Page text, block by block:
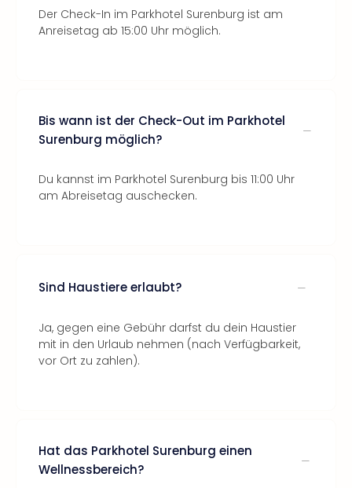
Der Check-In im Parkhotel Surenburg ist am
Anreisetag ab 15:00 Uhr möglich.
Bis wann ist der Check-Out im Parkhotel
Surenburg möglich?
Du kannst im Parkhotel Surenburg bis 11:00 Uhr
am Abreisetag auschecken.
Sind Haustiere erlaubt?
Ja, gegen eine Gebühr darfst du dein Haustier
mit in den Urlaub nehmen (nach Verfügbarkeit,
vor Ort zu zahlen).
Hat das Parkhotel Surenburg einen
Wellnessbereich?